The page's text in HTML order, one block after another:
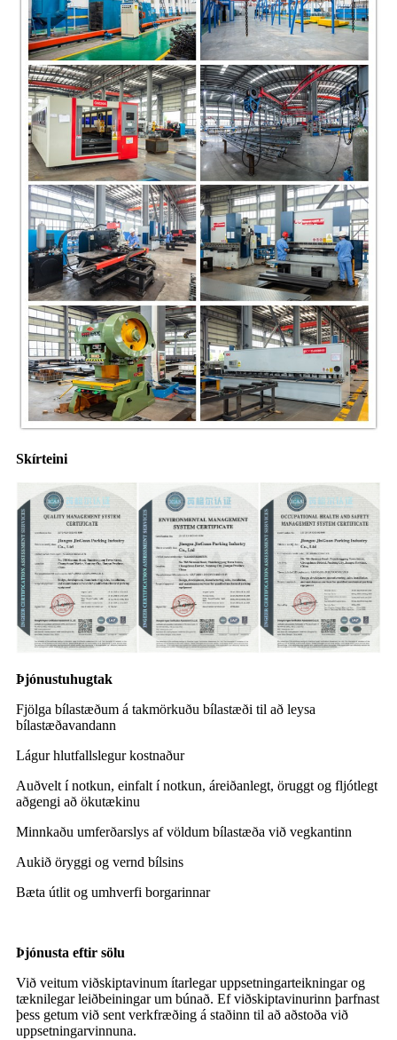
Skírteini
Þjónustuhugtak
Fjölga bílastæðum á takmörkuðu bílastæði til að leysa
bílastæðavandann
Lágur hlutfallslegur kostnaður
Auðvelt í notkun, einfalt í notkun, áreiðanlegt, öruggt og fljótlegt
aðgengi að ökutækinu
Minnkaðu umferðarslys af völdum bílastæða við vegkantinn
Aukið öryggi og vernd bílsins
Bæta útlit og umhverfi borgarinnar
Þjónusta eftir sölu
Við veitum viðskiptavinum ítarlegar uppsetningarteikningar og
tæknilegar leiðbeiningar um búnað. Ef viðskiptavinurinn þarfnast
þess getum við sent verkfræðing á staðinn til að aðstoða við
uppsetningarvinnuna.